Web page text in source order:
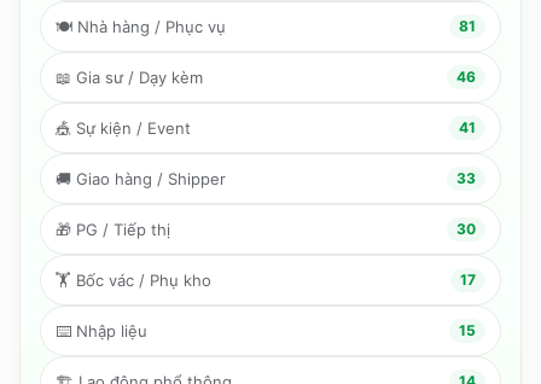
🍽️ Nhà hàng / Phục vụ 81
📖 Gia sư / Dạy kèm 46
🎪 Sự kiện / Event 41
🚚 Giao hàng / Shipper 33
🎁 PG / Tiếp thị 30
🏋️ Bốc vác / Phụ kho 17
⌨️ Nhập liệu 15